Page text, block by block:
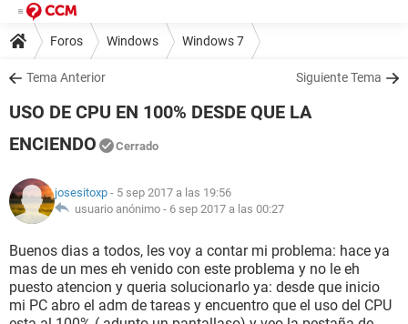
Foros Windows Windows 7
Tema Anterior Siguiente Tema
USO DE CPU EN 100% DESDE QUE LA
ENCIENDO
Cerrado
josesitoxp - 5 sep 2017 a las 19:56
usuario anónimo - 6 sep 2017 a las 00:27
Buenos dias a todos, les voy a contar mi problema: hace ya
mas de un mes eh venido con este problema y no le eh
puesto atencion y queria solucionarlo ya: desde que inicio
mi PC abro el adm de tareas y encuentro que el uso del CPU